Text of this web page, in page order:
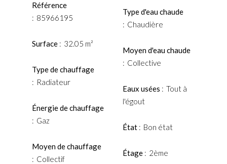
Référence
85966195
Surface 32.05 m²
Type de chauffage
Radiateur
Énergie de chauffage
Gaz
Moyen de chauffage
Collectif
Type d'eau chaude
Chaudière
Moyen d'eau chaude
Collective
Eaux usées
Tout à
l'égout
État Bon état
Étage 2ème